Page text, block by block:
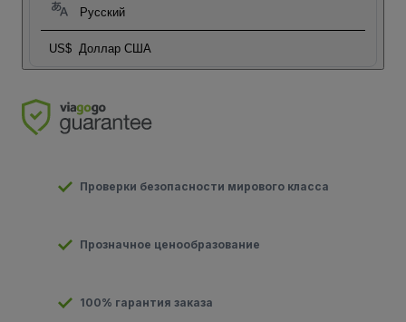
Русский
US$ Доллар США
Проверки безопасности мирового класса
Прозначное ценообразование
100% гарантия заказа